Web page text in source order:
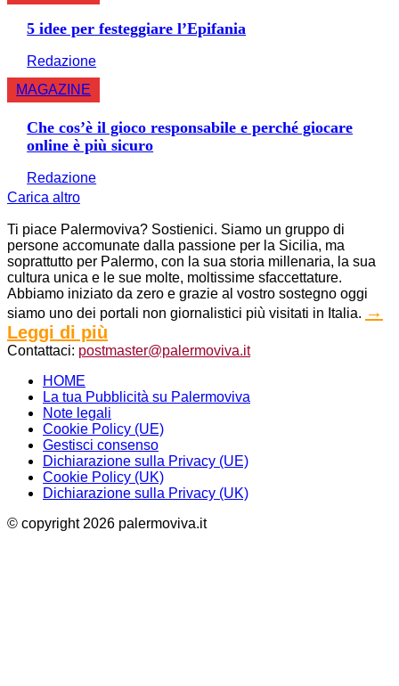
5 idee per festeggiare l’Epifania
Redazione
MAGAZINE
Che cos’è il gioco responsabile e perché giocare
online è più sicuro
Redazione
Carica altro
Ti piace Palermoviva? Sostienici. Siamo un gruppo di
persone accomunate dalla passione per la Sicilia, ma
soprattutto per Palermo, con la sua storia millenaria, la sua
cultura unica e le sue molte, moltissime sfaccettature.
Abbiamo iniziato da zero e grazie al vostro sostegno oggi
siamo uno dei portali non giornalistici più visitati in Italia. →
Leggi di più
Contattaci: postmaster@palermoviva.it
HOME
La tua Pubblicità su Palermoviva
Note legali
Cookie Policy (UE)
Gestisci consenso
Dichiarazione sulla Privacy (UE)
Cookie Policy (UK)
Dichiarazione sulla Privacy (UK)
© copyright 2026 palermoviva.it